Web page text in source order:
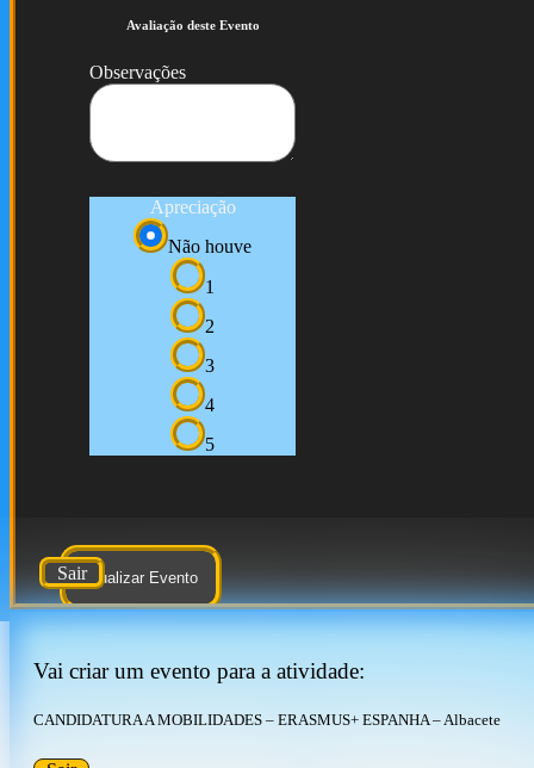
Avaliação deste Evento
Observações
Apreciação
Não houve
1
2
3
4
5
Atualizar Evento
Sair
Vai criar um evento para a atividade:
CANDIDATURA A MOBILIDADES – ERASMUS+ ESPANHA – Albacete